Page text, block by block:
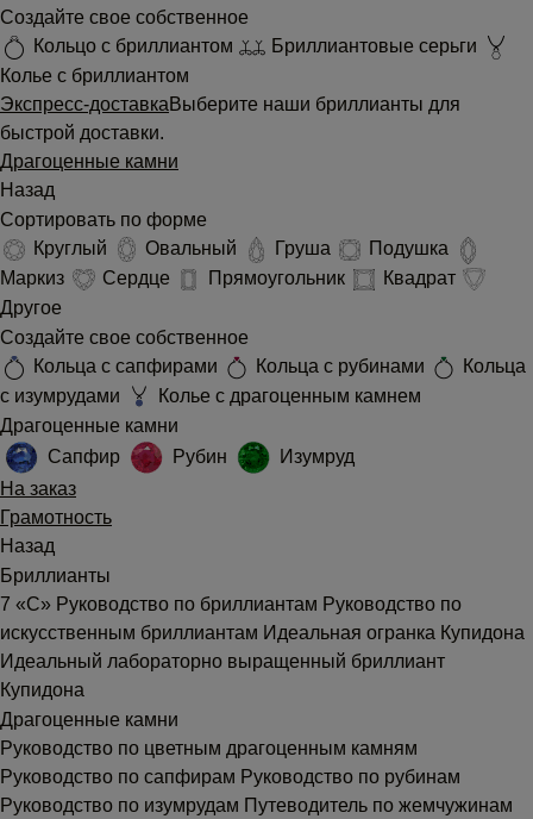
Создайте свое собственное
Кольцо с бриллиантом
Бриллиантовые серьги
Колье с бриллиантом
Экспресс-доставка Выберите наши бриллианты для
быстрой доставки.
Драгоценные камни
Назад
Сортировать по форме
Круглый
Овальный Груша
Подушка
Маркиз
Сердце Прямоугольник
Квадрат
Другое
Создайте свое собственное
Кольца с сапфирами
Кольца с рубинами
Кольца
с изумрудами
Колье с драгоценным камнем
Драгоценные камни
Сапфир
Рубин
Изумруд
На заказ
Грамотность
Назад
Бриллианты
7 «С» Руководство по бриллиантам Руководство по
искусственным бриллиантам Идеальная огранка Купидона
Идеальный лабораторно выращенный бриллиант
Купидона
Драгоценные камни
Руководство по цветным драгоценным камням
Руководство по сапфирам Руководство по рубинам
Руководство по изумрудам Путеводитель по жемчужинам